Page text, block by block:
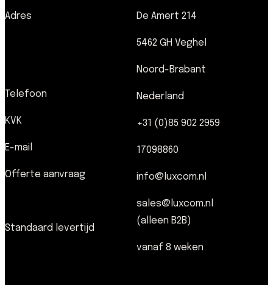
Adres
Telefoon
KVK
E-mail
Offerte aanvraag
Standaard levertijd
De Amert 214
5462 GH Veghel
Noord-Brabant
Nederland
+31 (0)85 902 2959
17098860
info@luxcom.nl
sales@luxcom.nl
(alleen B2B)
vanaf 8 weken